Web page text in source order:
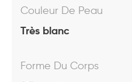
Couleur De Peau
Très blanc
Forme Du Corps